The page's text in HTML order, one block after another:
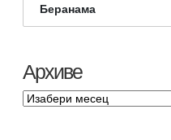
Беранама
Архиве